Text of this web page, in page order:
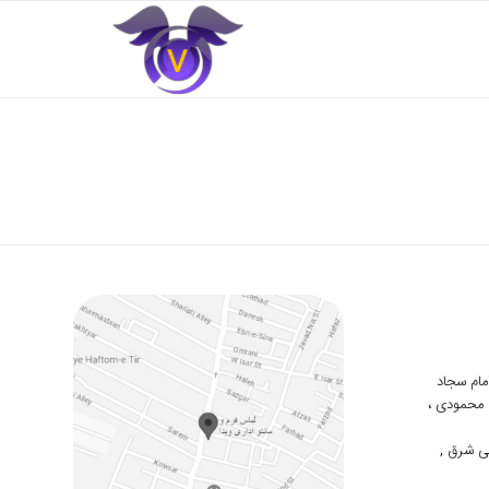
امام سجاد
محمودی ،
شرق ,